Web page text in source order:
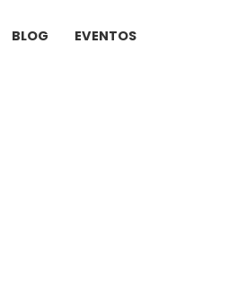
BLOG EVENTOS